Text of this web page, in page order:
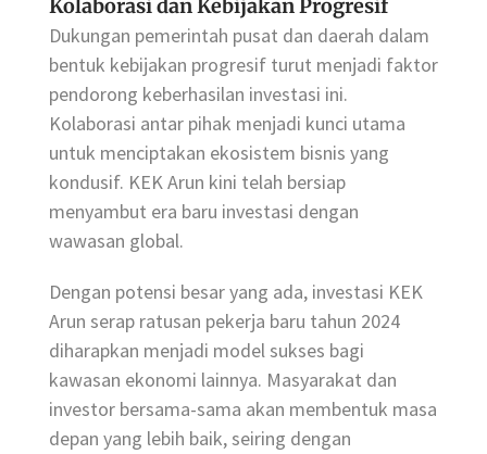
Kolaborasi dan Kebijakan Progresif
Dukungan pemerintah pusat dan daerah dalam
bentuk kebijakan progresif turut menjadi faktor
pendorong keberhasilan investasi ini.
Kolaborasi antar pihak menjadi kunci utama
untuk menciptakan ekosistem bisnis yang
kondusif. KEK Arun kini telah bersiap
menyambut era baru investasi dengan
wawasan global.
Dengan potensi besar yang ada, investasi KEK
Arun serap ratusan pekerja baru tahun 2024
diharapkan menjadi model sukses bagi
kawasan ekonomi lainnya. Masyarakat dan
investor bersama-sama akan membentuk masa
depan yang lebih baik, seiring dengan